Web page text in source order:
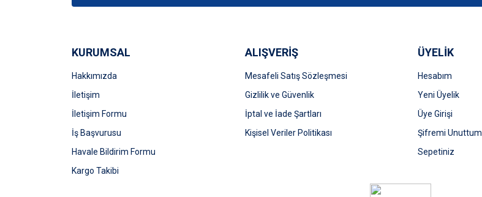
Bu ürüne benzer farklı alternatifler olmalı.
Gönder
KURUMSAL
Hakkımızda
İletişim
İletişim Formu
İş Başvurusu
Havale Bildirim Formu
Kargo Takibi
ALIŞVERİŞ
Mesafeli Satış Sözleşmesi
Gizlilik ve Güvenlik
İptal ve İade Şartları
Kişisel Veriler Politikası
ÜYELİK
Hesabım
Yeni Üyelik
Üye Girişi
Şifremi Unuttum
Sepetiniz